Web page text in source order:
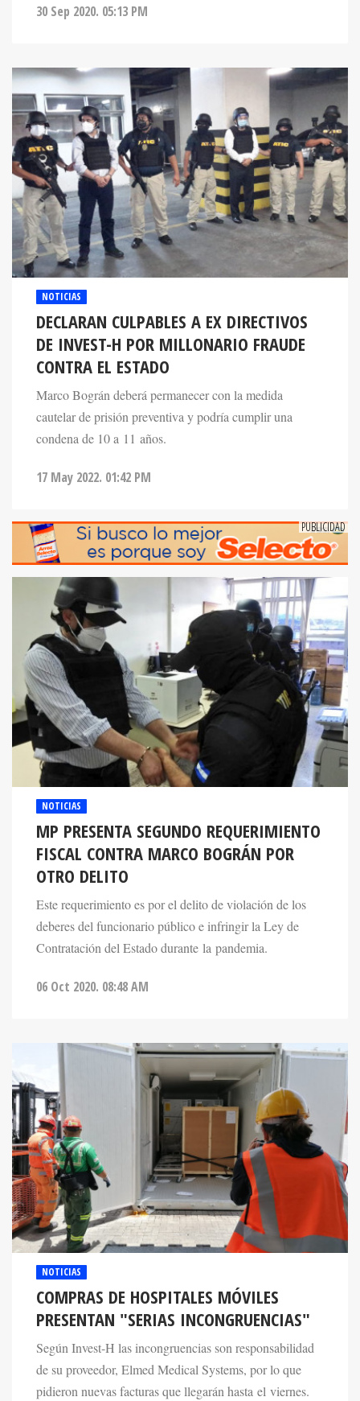
30 Sep 2020. 05:13 PM
NOTICIAS
DECLARAN CULPABLES A EX DIRECTIVOS
DE INVEST-H POR MILLONARIO FRAUDE
CONTRA EL ESTADO
Marco Bográn deberá permanecer con la medida
cautelar de prisión preventiva y podría cumplir una
condena de 10 a 11 años.
17 May 2022. 01:42 PM
NOTICIAS
MP PRESENTA SEGUNDO REQUERIMIENTO
FISCAL CONTRA MARCO BOGRÁN POR
OTRO DELITO
Este requerimiento es por el delito de violación de los
deberes del funcionario público e infringir la Ley de
Contratación del Estado durante la pandemia.
06 Oct 2020. 08:48 AM
NOTICIAS
COMPRAS DE HOSPITALES MÓVILES
PRESENTAN "SERIAS INCONGRUENCIAS"
Según Invest-H las incongruencias son responsabilidad
de su proveedor, Elmed Medical Systems, por lo que
pidieron nuevas facturas que llegarán hasta el viernes.